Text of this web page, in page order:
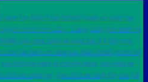
nâng tay thấp 2 tấn 160x50 bánh xe nâng tay
nguồn motor bơm 12v -1.6kw càng cùm bánh xe
cùm càng bánh xe nâng tay 2.5 tấn cùm
càng lắp bánh xe nâng tay thấp 70x80 motor bộ
sửa chữa xe nâng di chuyển phuy sửa chữa xe
chữa xe nâng tay sửa chữa xe nâng tay cao vai